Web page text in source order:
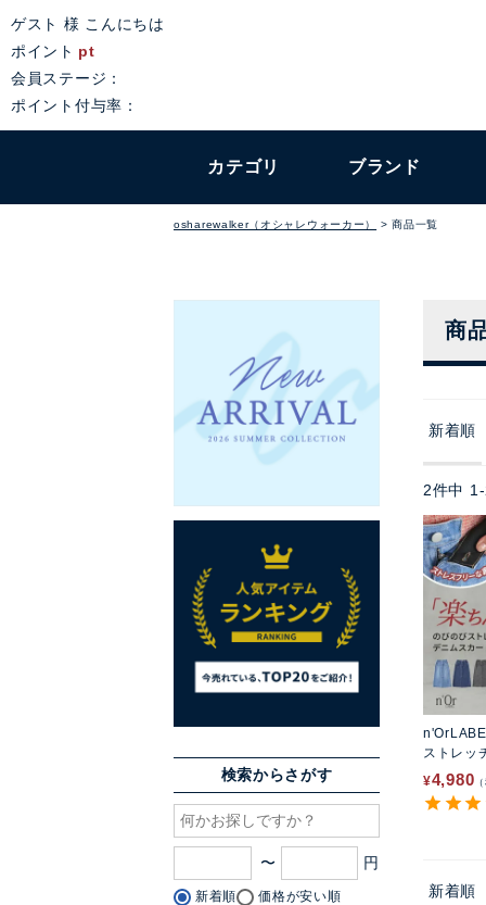
ゲスト 様 こんにちは
ポイント pt
会員ステージ：
ポイント付与率：
カテゴリ ブランド
osharewalker（オシャレウォーカー） 商品一覧
検索からさがす
〜
新着順
価格が安い順
商
新着順
2件中 1 -
ストレッ
ト
¥4,980
新着順